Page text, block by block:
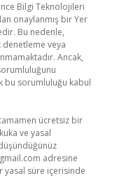
Bilgi Teknolojileri
onaylanmış bir Yer
Bu nedenle,
veya
Ancak,
bu sorumluluğu kabul
ücretsiz bir
ve yasal
adresine
süre içerisinde